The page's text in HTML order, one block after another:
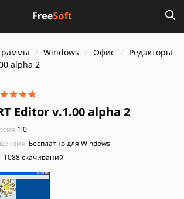
Windows Офис
Редакторы
alpha 2
Editor v.1.00 alpha 2
1.0
Бесплатно для Windows
1088 скачиваний